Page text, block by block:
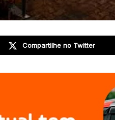
Compartilhe no Twitter